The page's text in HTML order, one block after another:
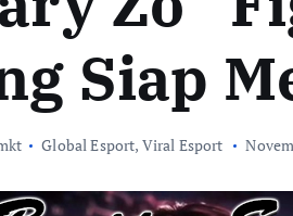
Siap
Global Esport, Viral Esport